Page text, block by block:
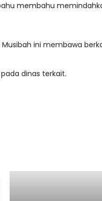
membahu
ini membawa
dinas terkait.